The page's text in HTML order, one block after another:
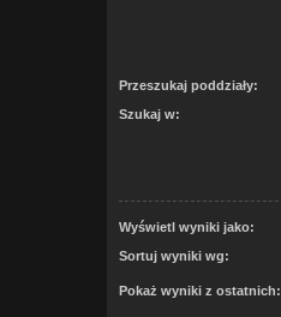
Przeszukaj poddziały:
Szukaj w:
Wyświetl wyniki jako:
Sortuj wyniki wg:
Pokaż wyniki z ostatnich: